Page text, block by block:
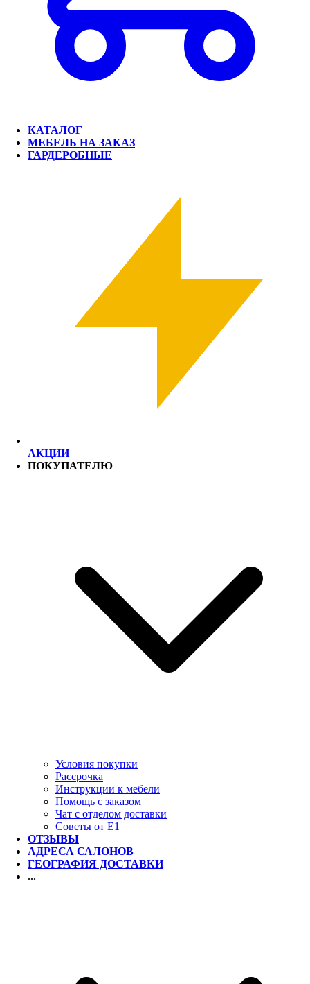
КАТАЛОГ
МЕБЕЛЬ НА ЗАКАЗ
ГАРДЕРОБНЫЕ
АКЦИИ
ПОКУПАТЕЛЮ
Условия покупки
Рассрочка
Инструкции к мебели
Помощь с заказом
Чат с отделом доставки
Советы от Е1
ОТЗЫВЫ
АДРЕСА САЛОНОВ
ГЕОГРАФИЯ ДОСТАВКИ
...